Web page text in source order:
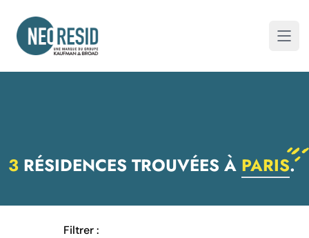
Neoresid
3 RÉSIDENCES TROUVÉES À PARIS.
Filtrer :